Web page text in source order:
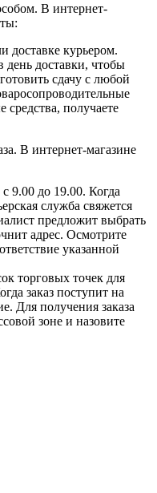
В интернет-
доставке курьером.
день доставки, чтобы
сдачу с любой
получаете
В интернет-магазине
с 9.00 до 19.00. Когда
служба свяжется
предложит выбрать
адрес. Осмотрите
указанной
торговых точек для
заказ поступит на
Для получения заказа
зоне и назовите